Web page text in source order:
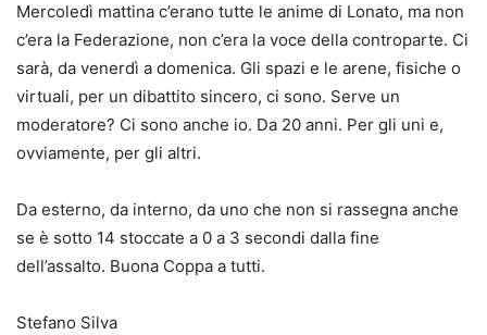
Mercoledì mattina c’erano tutte le anime di Lonato, ma non
c’era la Federazione, non c’era la voce della controparte. Ci
sarà, da venerdì a domenica. Gli spazi e le arene, fisiche o
virtuali, per un dibattito sincero, ci sono. Serve un
moderatore? Ci sono anche io. Da 20 anni. Per gli uni e,
ovviamente, per gli altri.
Da esterno, da interno, da uno che non si rassegna anche
se è sotto 14 stoccate a 0 a 3 secondi dalla fine
dell’assalto. Buona Coppa a tutti.
Stefano Silva